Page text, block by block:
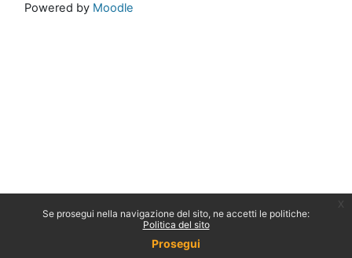
Se prosegui nella navigazione del sito, ne accetti le politiche:
Politica del sito
Prosegui
Powered by Moodle